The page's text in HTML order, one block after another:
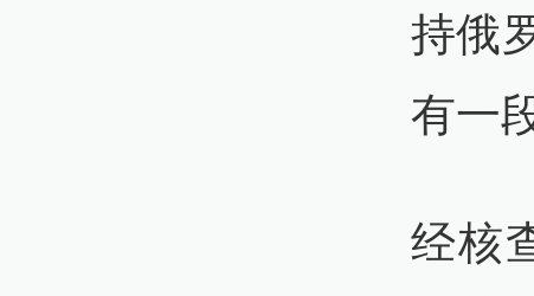
持俄
有一
经核